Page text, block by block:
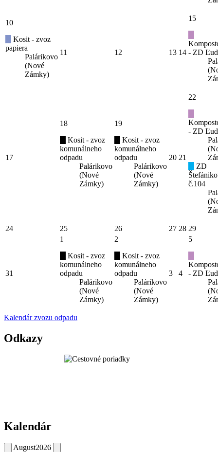
10
Kosit - zvoz
papiera
Palárikovo
(Nové
Zámky)
11 12 13 14
15
- ZD
17
18
Kosit - zvoz
komunálneho
odpadu
Palárikovo
(Nové
Zámky)
19
Kosit - zvoz
komunálneho
odpadu
Palárikovo
(Nové
Zámky)
20 21
22
- ZD
ZD
č.104
24 25 26 27 28 29
31
1
Kosit - zvoz
komunálneho
odpadu
Palárikovo
(Nové
Zámky)
2
Kosit - zvoz
komunálneho
odpadu
Palárikovo
(Nové
Zámky)
3 4
5
- ZD
Kalendár zvozu odpadu
Odkazy
Kalendár
August2026